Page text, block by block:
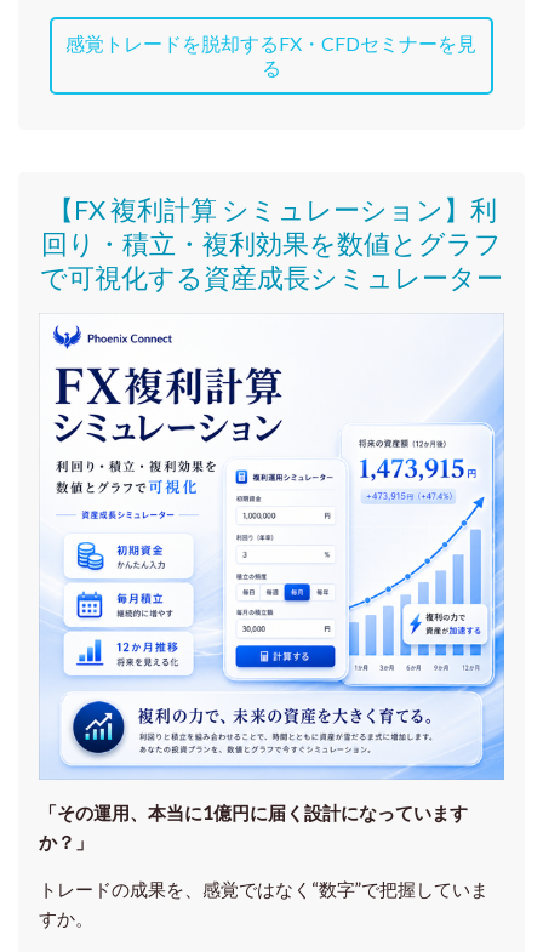
感覚トレードを脱却するFX・CFDセミナーを見
る
【FX 複利計算 シミュレーション】利
回り・積立・複利効果を数値とグラフ
で可視化する資産成長シミュレーター
「その運用、本当に1億円に届く設計になっています
か？」
トレードの成果を、感覚ではなく“数字”で把握していま
すか。